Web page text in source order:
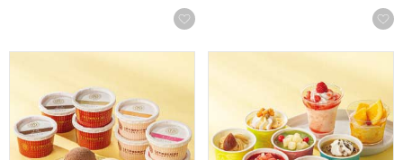
お気に入りに登録する